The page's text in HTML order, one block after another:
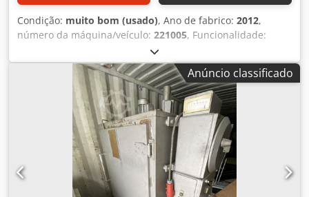
Condição: muito bom (usado), Ano de fabrico: 2012,
número da máquina/veículo: 221005, Funcionalidade:
, Dados técnicos – Forno de
passagem AICHELIN Fabricante: AICHELIN Tipo: DHLG-
50/50/50 Tipo de instalação: Forno contínuo de passagem
aquecido a gás (Pusher Type Furnace) Ano de fabrico: 2012
(instalação) Comando: Siemens S7-400 N.º da máquina:
221005 Dados elétricos Potência instalada: 261 kW
Corrente nominal: 383 A Tensão de rede: 400 V / 50 Hz
Dados do forno Aquecimento: Gás natural Temperatura
máxima do forno: 500 °C Operação com atmosfera
protetora possível Funcionamento contínuo com sistema
de empurrador (Pusher-System) Dados da carga Dcjdpfx
Anúncio classificado